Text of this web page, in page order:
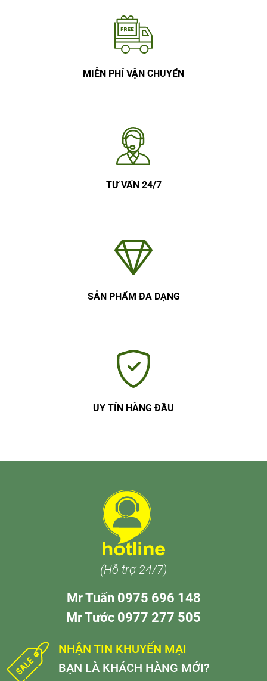
MIỄN PHÍ VẬN CHUYỂN
TƯ VẤN 24/7
SẢN PHẨM ĐA DẠNG
UY TÍN HÀNG ĐẦU
(Hỗ trợ 24/7)
Mr Tuấn 0975 696 148
Mr Tước 0977 277 505
NHẬN TIN KHUYẾN MẠI
BẠN LÀ KHÁCH HÀNG MỚI?